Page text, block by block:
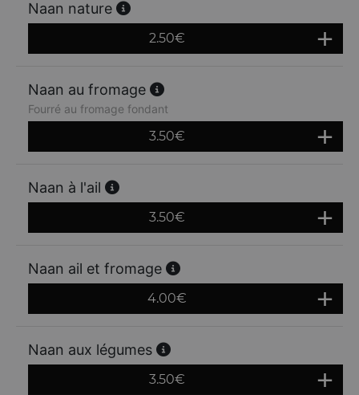
Naan nature
2.50€
Naan au fromage
Fourré au fromage fondant
3.50€
Naan à l'ail
3.50€
Naan ail et fromage
4.00€
Naan aux légumes
3.50€